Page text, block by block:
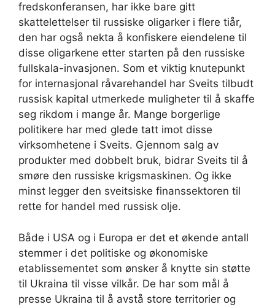
fredskonferansen, har ikke bare gitt
skattelettelser til russiske oligarker i flere tiår,
den har også nekta å konfiskere eiendelene til
disse oligarkene etter starten på den russiske
fullskala-invasjonen. Som et viktig knutepunkt
for internasjonal råvarehandel har Sveits tilbudt
russisk kapital utmerkede muligheter til å skaffe
seg rikdom i mange år. Mange borgerlige
politikere har med glede tatt imot disse
virksomhetene i Sveits. Gjennom salg av
produkter med dobbelt bruk, bidrar Sveits til å
smøre den russiske krigsmaskinen. Og ikke
minst legger den sveitsiske finanssektoren til
rette for handel med russisk olje.
Både i USA og i Europa er det et økende antall
stemmer i det politiske og økonomiske
etablissementet som ønsker å knytte sin støtte
til Ukraina til visse vilkår. De har som mål å
presse Ukraina til å avstå store territorier og